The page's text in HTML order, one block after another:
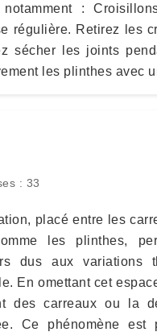
notamment :
régulière. Retirez les
sécher les joints
les plinthes avec
: 33
placé entre les
les plinthes,
dus aux variations
En omettant cet
des carreaux ou la
Ce phénomène est